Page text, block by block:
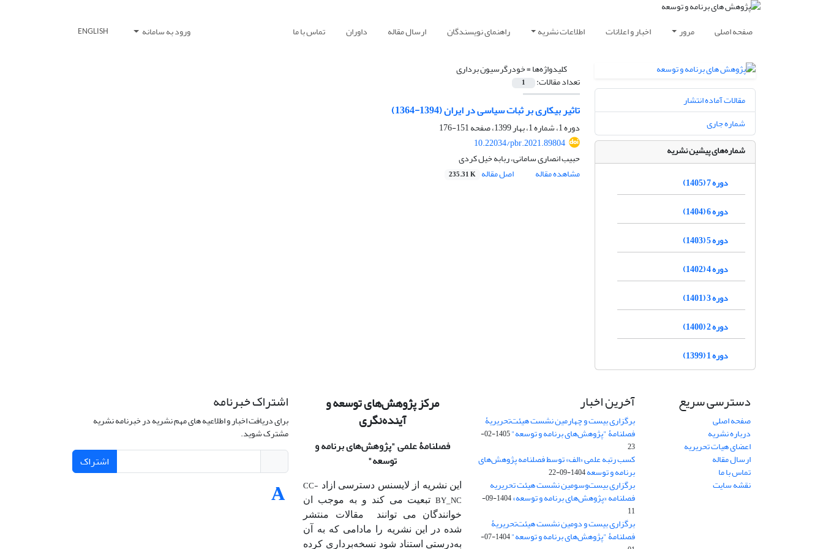
صفحه اصلی مرور اخبار و اعلانات اطلاعات نشریه راهنمای نویسندگان ارسال مقاله داوران تماس با ما ورود به سامانه ENGLISH
کلیدواژه‌ها =خودرگرسیون برداری
تعداد مقالات: 1
تاثیر بیکاری بر ثبات سیاسی در ایران (1394-1364)
دوره 1، شماره 1، بهار 1399، صفحه
151-176
10.22034/pbr.2021.89804
حبیب انصاری سامانی، ربابه خیل کردی
مشاهده مقاله
اصل مقاله 235.31 K
مقالات آماده انتشار
شماره جاری
شماره‌های پیشین نشریه
دوره 7 (1405)
دوره 6 (1404)
دوره 5 (1403)
دوره 4 (1402)
دوره 3 (1401)
دوره 2 (1400)
دوره 1 (1399)
دسترسی سریع
صفحه اصلی
درباره نشریه
اعضای هیات تحریریه
ارسال مقاله
تماس با ما
نقشه سایت
آخرین اخبار
برگزاری بیست و چهارمین نشست هیئت‌تحریریۀ
فصلنامۀ "پژوهش‌های برنامه و توسعه"
1405-02-
23
کسب رتبه علمی «الف» توسط فصلنامه پژوهش‌های
برنامه و توسعه1404-09-22
برگزاری بیست‌وسومین نشست هیئت‌ تحریریه
فصلنامه «پژوهش‌های برنامه و توسعه»
1404-09-
11
برگزاری بیست و دومین نشست هیئت‌تحریریۀ
فصلنامۀ "پژوهش‌های برنامه و توسعه"
1404-07-
مرکز پژوهش‌های توسعه و
آینده‌نگری
فصلنامۀ علمی"پژوهش‌های برنامه و
توسعه"
این نشریه از لایسنس دسترسی ازاد CC-
BY_NCتبعیت می کند و به موجب ان
خوانندگان می توانند مقالات منتشر
شده در این نشریه را مادامی که به آن‌
به‌درستی استناد شود نسخه‌برداری کرده
اشتراک خبرنامه
برای دریافت اخبار و اطلاعیه های مهم نشریه در خبرنامه نشریه
مشترک شوید.
اشتراک